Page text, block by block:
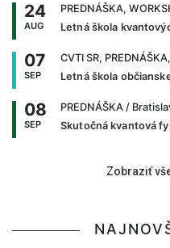
24
AUG
PREDNÁŠKA,
Letná škola
07
SEP
CVTI SR,
Letná škola
08
SEP
PREDNÁŠKA /
Skutočná kvantová
Zobraziť